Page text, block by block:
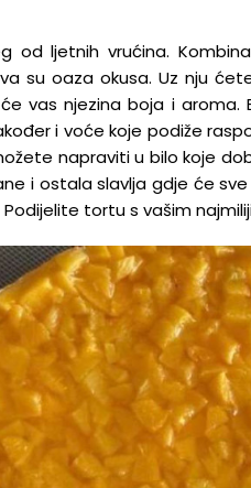
od ljetnih vrućina.
su oaza okusa. Uz nju
vas njezina boja i aroma.
i voće koje podiže
napraviti u bilo koje
i ostala slavlja gdje će
tortu s vašim